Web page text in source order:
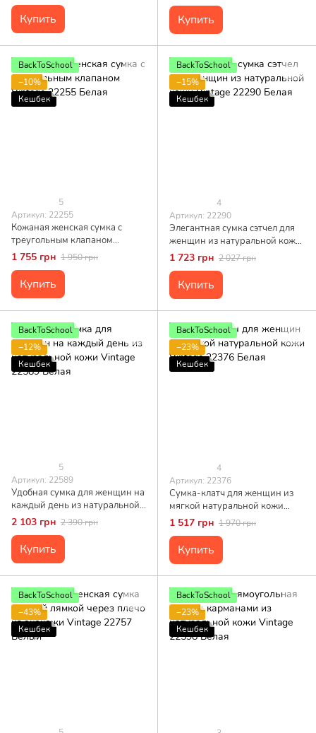
Купить Купить
BackToSchool
−10%
Кешбек
5
Артикул: 22255
Кожаная женская сумка с
треугольным клапаном
Vintage 22255 Белая
1 755 грн 1 950 грн
Купить
BackToSchool
−15%
Кешбек
4
Артикул: 22290
Элегантная сумка сэтчел для
женщин из натуральной кожи
Vintage 22290 Белая
1 723 грн 2 027 грн
Купить
BackToSchool
−12%
Кешбек
5
Артикул: 22589
Удобная сумка для женщин на
каждый день из натуральной
кожи Vintage 22589 Белая
2 103 грн 2 390 грн
Купить
BackToSchool
−23%
Кешбек
4
Артикул: 22376
Сумка-клатч для женщин из
мягкой натуральной кожи
Vintage 22376 Белая
1 517 грн 1 970 грн
Купить
BackToSchool
−43%
Кешбек
BackToSchool
−23%
Кешбек